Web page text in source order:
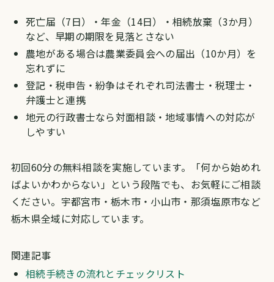
死亡届（7日）・年金（14日）・相続放棄（3か月）
など、早期の期限を見落とさない
農地がある場合は農業委員会への届出（10か月）を
忘れずに
登記・税申告・紛争はそれぞれ司法書士・税理士・
弁護士と連携
地元の行政書士なら対面相談・地域事情への対応が
しやすい
初回60分の無料相談を実施しています。「何から始めれ
ばよいかわからない」という段階でも、お気軽にご相談
ください。宇都宮市・栃木市・小山市・那須塩原市など
栃木県全域に対応しています。
関連記事
相続手続きの流れとチェックリスト